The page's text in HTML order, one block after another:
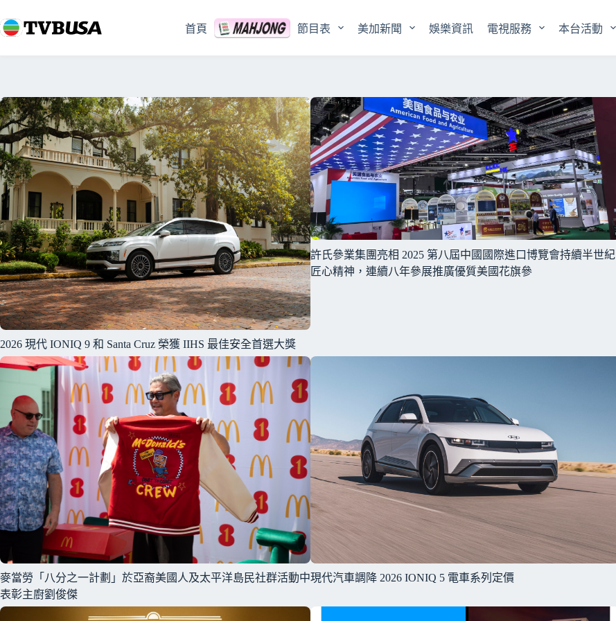
至
要
首頁 節目表 美加新聞 娛樂資訊 電視服務 本台活動
2026 現代 IONIQ 9 和 Santa Cruz 榮獲 IIHS 最佳安全首選大獎
許氏參業集團亮相 2025 第八屆中國國際進口博覽會持續半世紀
匠心精神，連續八年參展推廣優質美國花旗參
麥當勞「八分之一計劃」於亞裔美國人及太平洋島民社群活動中
表彰主廚劉俊傑
現代汽車調降 2026 IONIQ 5 電車系列定價